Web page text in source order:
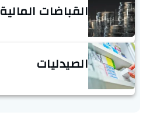
القباضات المالية
الصيدليات